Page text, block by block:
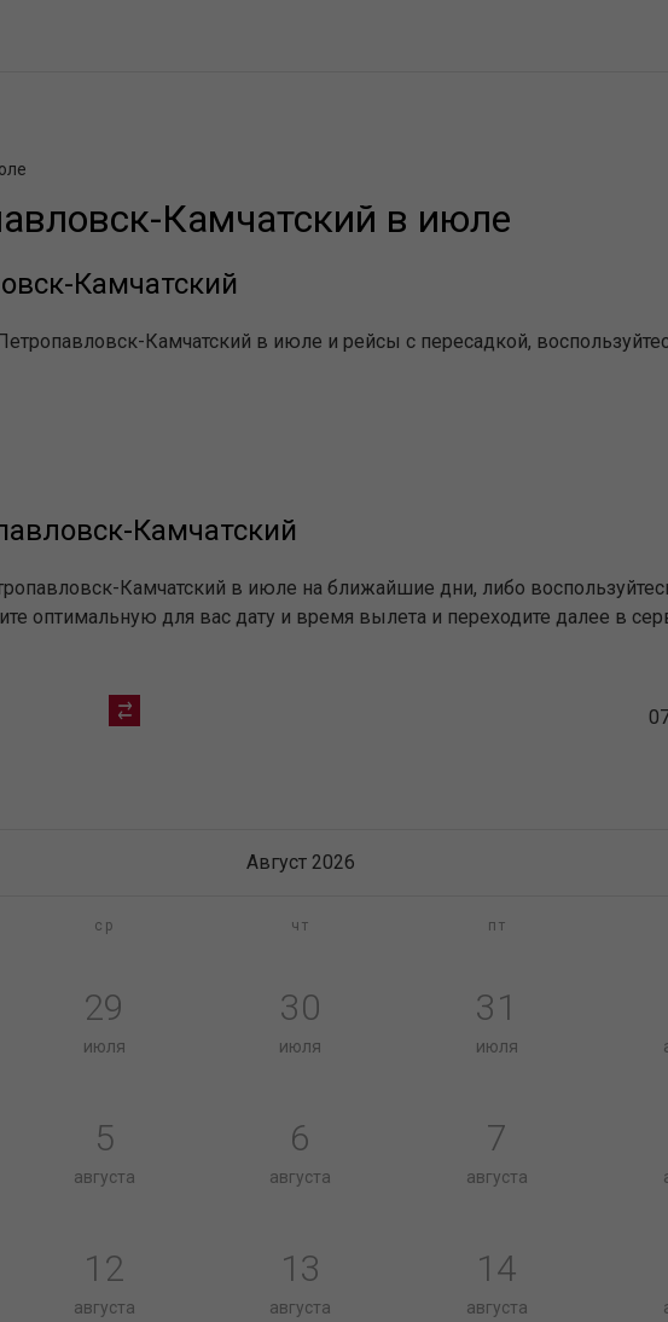
Камчатский в июле
Камчатский
Камчатский в июле и рейсы с пересадкой,
Камчатский
Камчатский в июле на ближайшие дни, либо
оптимальную для вас дату и время вылета и переходите далее в
Август 2026
ср чт пт
29
июля
30
июля
31
июля
5
августа
6
августа
7
августа
12
августа
13
августа
14
августа